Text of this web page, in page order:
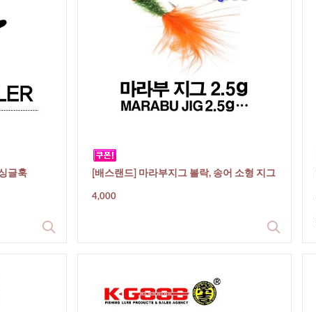
글훅 [배스랜드] 마라부지그 볼락, 송어 소형 지그
4,000